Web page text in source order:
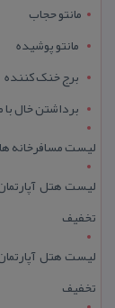
مانتو حجاب
مانتو پوشیده
برج خنک کننده
برداشتن خال
لیست مسافرخانه های
تخفیف
تخفیف